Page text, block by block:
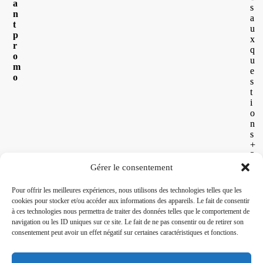
Gérer le consentement
Pour offrir les meilleures expériences, nous utilisons des technologies telles que les
cookies pour stocker et/ou accéder aux informations des appareils. Le fait de consentir
à ces technologies nous permettra de traiter des données telles que le comportement de
navigation ou les ID uniques sur ce site. Le fait de ne pas consentir ou de retirer son
consentement peut avoir un effet négatif sur certaines caractéristiques et fonctions.
a
n
t
p
r
o
m
o
s
a
u
x
q
u
e
s
t
i
o
n
s
+
2